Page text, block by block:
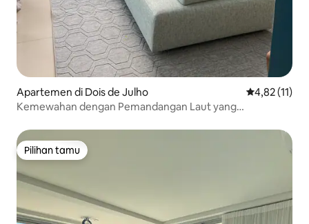
Apartemen di Dois de Julho Nilai rata-
4,82 (11)
Kemewahan dengan Pemandangan Laut yang
Pilihan tamu
Pilihan tamu